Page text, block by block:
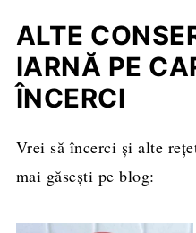
ALTE
IARNĂ PE
ÎNCERCI
Vrei să încerci și alte
mai găsești pe blog: